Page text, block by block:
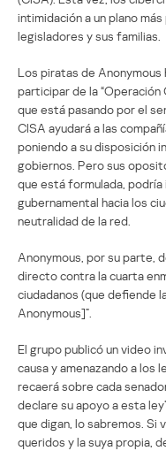
intimidación a un plano
legisladores y sus familias.
Los piratas de Anonymous
participar de la
que está pasando por el
CISA ayudará a las
poniendo a su disposición
gobiernos. Pero sus
que está formulada,
gubernamental hacia los
neutralidad de la red.
Anonymous, por su parte,
directo contra la cuarta
ciudadanos (que defiende
Anonymous]”.
El grupo publicó un video
causa y amenazando a los
recaerá sobre cada
declare su apoyo a esta
que digan, lo sabremos. Si
queridos y la suya propia,